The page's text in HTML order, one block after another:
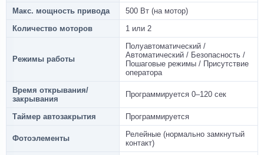
Макс. мощность привода
500 Вт (на мотор)
Количество моторов
1 или 2
Режимы работы
Полуавтоматический /
Автоматический / Безопасность /
Пошаговые режимы / Присутствие
оператора
Время открывания/
закрывания
Программируется 0–120 сек
Таймер автозакрытия Программируется
Фотоэлементы
Релейные (нормально замкнутый
контакт)